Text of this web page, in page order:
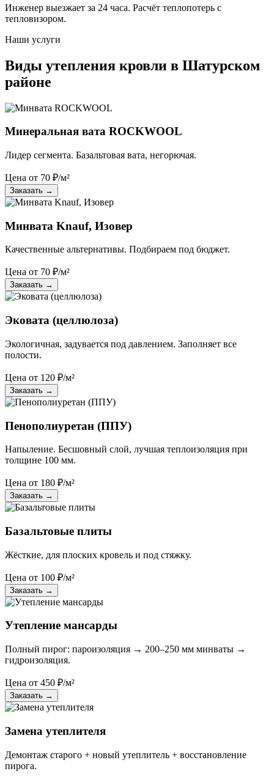
Инженер выезжает за 24 часа. Расчёт теплопотерь с
тепловизором.
Наши услуги
Виды утепления кровли в Шатурском
районе
Минеральная вата ROCKWOOL
Лидер сегмента. Базальтовая вата, негорючая.
Цена от 70 ₽/м²
Заказать →
Минвата Knauf, Изовер
Качественные альтернативы. Подбираем под бюджет.
Цена от 70 ₽/м²
Заказать →
Эковата (целлюлоза)
Экологичная, задувается под давлением. Заполняет все
полости.
Цена от 120 ₽/м²
Заказать →
Пенополиуретан (ППУ)
Напыление. Бесшовный слой, лучшая теплоизоляция при
толщине 100 мм.
Цена от 180 ₽/м²
Заказать →
Базальтовые плиты
Жёсткие, для плоских кровель и под стяжку.
Цена от 100 ₽/м²
Заказать →
Утепление мансарды
Полный пирог: пароизоляция → 200–250 мм минваты →
гидроизоляция.
Цена от 450 ₽/м²
Заказать →
Замена утеплителя
Демонтаж старого + новый утеплитель + восстановление
пирога.